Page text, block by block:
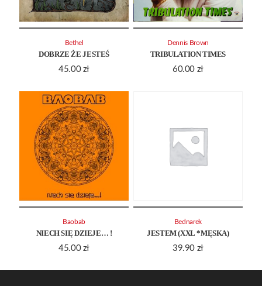
DOBRZE ŻE JESTEŚ
45.00 zł
Bethel
TRIBULATION TIMES
60.00 zł
Dennis Brown
NIECH SIĘ DZIEJE… !
45.00 zł
Baobab
JESTEM (XXL *MĘSKA)
39.90 zł
Bednarek